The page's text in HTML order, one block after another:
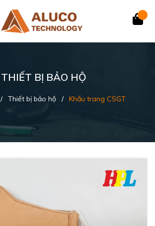
THIẾT BỊ BẢO HỘ
/ Thiết bị bảo hộ / Khẩu trang CSGT